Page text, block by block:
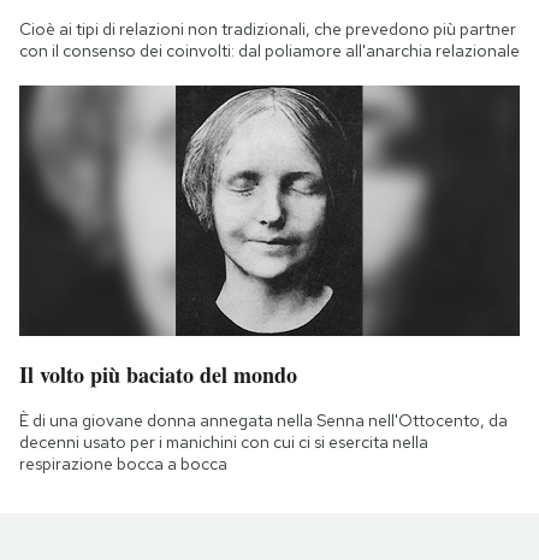
Cioè ai tipi di relazioni non tradizionali, che prevedono più partner
con il consenso dei coinvolti: dal poliamore all'anarchia relazionale
Il volto più baciato del mondo
È di una giovane donna annegata nella Senna nell'Ottocento, da
decenni usato per i manichini con cui ci si esercita nella
respirazione bocca a bocca